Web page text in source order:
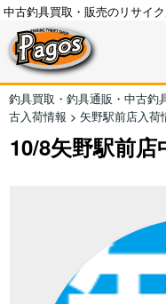
中古釣具買取・販売のリサイ
釣具買取・釣具通販・中古釣
古入荷情報 > 矢野駅前店入荷
10/8矢野駅前